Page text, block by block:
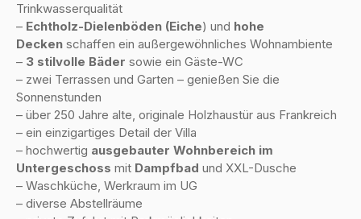
Trinkwasserqualität
– Echtholz-Dielenböden (Eiche) und hohe
Decken schaffen ein außergewöhnliches Wohnambiente
– 3 stilvolle Bäder sowie ein Gäste-WC
– zwei Terrassen und Garten – genießen Sie die
Sonnenstunden
– über 250 Jahre alte, originale Holzhaustür aus Frankreich
– ein einzigartiges Detail der Villa
– hochwertig ausgebauter Wohnbereich im
Untergeschoss mit Dampfbad und XXL-Dusche
– Waschküche, Werkraum im UG
– diverse Abstellräume